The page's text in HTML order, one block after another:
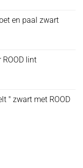
en paal zwart
lint
" zwart met ROOD